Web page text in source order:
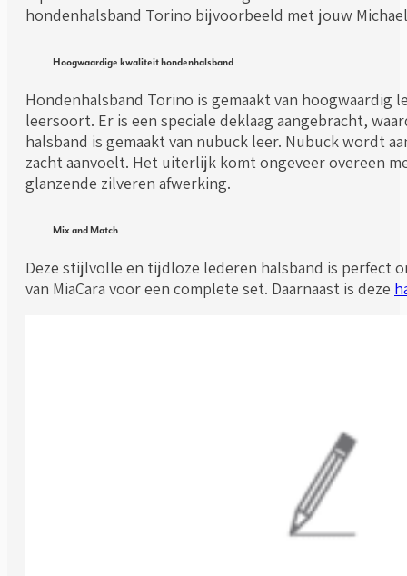
hondenhalsband Torino bijvoorbeeld met jouw
Hoogwaardige kwaliteit hondenhalsband
Hondenhalsband Torino is gemaakt van hoogwaardig
leersoort. Er is een speciale deklaag aangebracht,
halsband is gemaakt van nubuck leer. Nubuck wordt
zacht aanvoelt. Het uiterlijk komt ongeveer overeen
glanzende zilveren afwerking.
Mix and Match
Deze stijlvolle en tijdloze lederen halsband is perfect
van MiaCara voor een complete set. Daarnaast is deze